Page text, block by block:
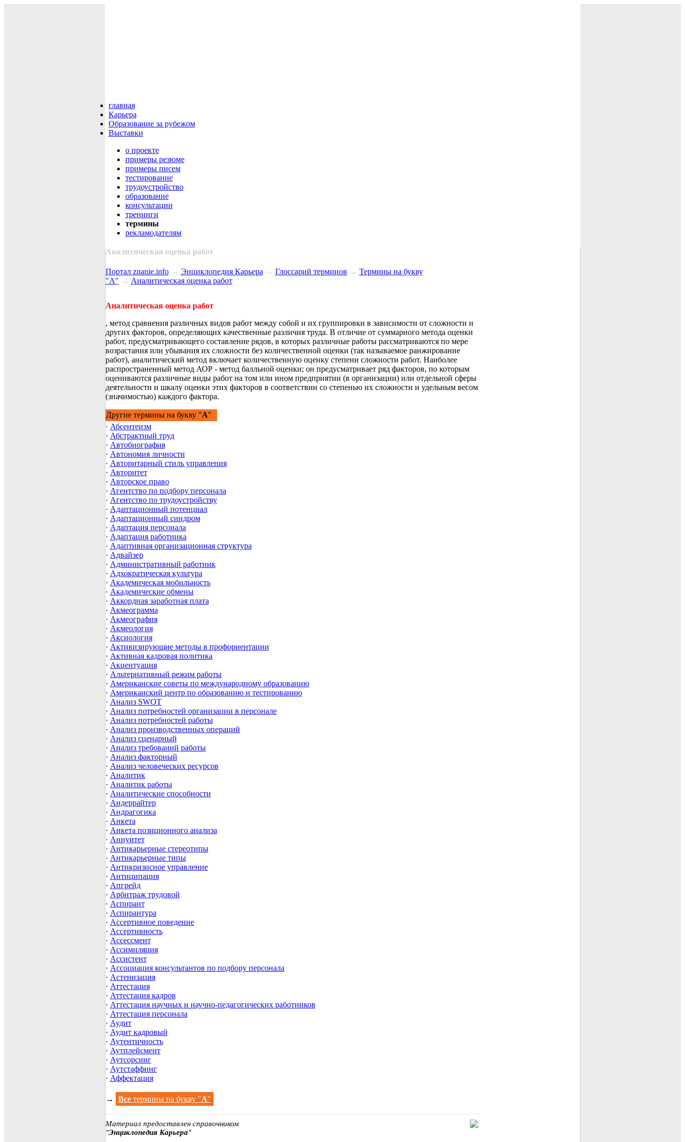
главная
Карьера
Образование за рубежом
Выставки
о проекте
примеры резюме
примеры писем
тестирование
трудоустройство
образование
консультации
тренинги
термины
рекламодателям
Аналитическая оценка работ
Портал znanie.info→ Энциклопедия Карьера → Глосcарий терминов → Термины на букву
"А" → Аналитическая оценка работ
Аналитическая оценка работ
, метод сравнения различных видов работ между собой и их группировки в зависимости от сложности и
других факторов, определяющих качественные различия труда. В отличие от суммарного метода оценки
работ, предусматривающего составление рядов, в которых различные работы рассматриваются по мере
возрастания или убывания их сложности без количественной оценки (так называемое ранжирование
работ), аналитический метод включает количественную оценку степени сложности работ. Наиболее
распространенный метод АОР - метод балльной оценки; он предусматривает ряд факторов, по которым
оцениваются различные виды работ на том или ином предприятии (в организации) или отдельной сферы
деятельности и шкалу оценки этих факторов в соответствии со степенью их сложности и удельным весом
(значимостью) каждого фактора.
Другие термины на букву "А"
· Абсентеизм
· Абстрактный труд
· Автобиография
· Автономия личности
· Авторитарный стиль управления
· Авторитет
· Авторское право
· Агентство по подбору персонала
· Агентство по трудоустройству
· Адаптационный потенциал
· Адаптационный синдром
· Адаптация персонала
· Адаптация работника
· Адаптивная организационная структура
· Адвайзер
· Административный работник
· Адхократическая культура
· Академическая мобильность
· Академические обмены
· Аккордная заработная плата
· Акмеограмма
· Акмеография
· Акмеология
· Аксиология
· Активизирующие методы в профориентации
· Активная кадровая политика
· Акцентуация
· Альтернативный режим работы
· Американские советы по международному образованию
· Американский центр по образованию и тестированию
· Анализ SWOT
· Анализ потребностей организации в персонале
· Анализ потребностей работы
· Анализ производственных операций
· Анализ сценарный
· Анализ требований работы
· Анализ факторный
· Анализ человеческих ресурсов
· Аналитик
· Аналитик работы
· Аналитические способности
· Андеррайтер
· Андрагогика
· Анкета
· Анкета позиционного анализа
· Аннуитет
· Антикарьерные стереотипы
· Антикарьерные типы
· Антикризисное управление
· Антиципация
· Апгрейд
· Арбитраж трудовой
· Аспирант
· Аспирантура
· Ассертивное поведение
· Ассертивность
· Ассессмент
· Ассимиляция
· Ассистент
· Ассоциация консультантов по подбору персонала
· Астенизация
· Аттестация
· Аттестация кадров
· Аттестация научных и научно-педагогических работников
· Аттестация персонала
· Аудит
· Аудит кадровый
· Аутентичность
· Аутплейсмент
· Аутсорсинг
· Аутстаффинг
· Аффектация
→ Всетермины на букву "А"
Материал предоставлен справочником
"Энциклопедия Карьера"